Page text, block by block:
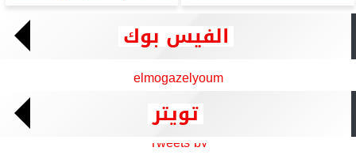
الفيس بوك
elmogazelyoum
تويتر
Tweets by